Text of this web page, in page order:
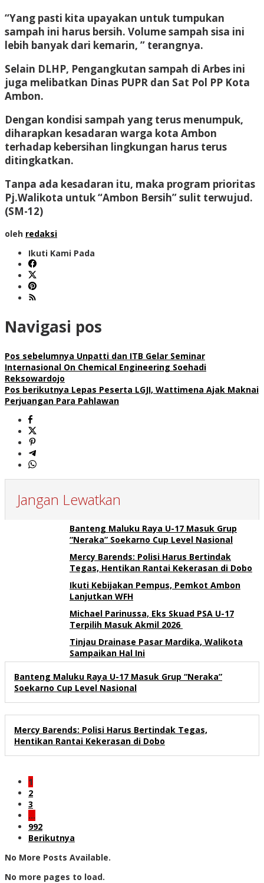
“Yang pasti kita upayakan untuk tumpukan
sampah ini harus bersih. Volume sampah sisa ini
lebih banyak dari kemarin, ” terangnya.
Selain DLHP, Pengangkutan sampah di Arbes ini
juga melibatkan Dinas PUPR dan Sat Pol PP Kota
Ambon.
Dengan kondisi sampah yang terus menumpuk,
diharapkan kesadaran warga kota Ambon
terhadap kebersihan lingkungan harus terus
ditingkatkan.
Tanpa ada kesadaran itu, maka program prioritas
Pj.Walikota untuk “Ambon Bersih” sulit terwujud.
(SM-12)
oleh redaksi
Ikuti Kami Pada
Navigasi pos
Pos sebelumnya Unpatti dan ITB Gelar Seminar
Internasional On Chemical Engineering Soehadi
Reksowardojo
Pos berikutnya Lepas Peserta LGJI, Wattimena Ajak Maknai
Perjuangan Para Pahlawan
Jangan Lewatkan
Banteng Maluku Raya U-17 Masuk Grup
“Neraka” Soekarno Cup Level Nasional
Mercy Barends: Polisi Harus Bertindak
Tegas, Hentikan Rantai Kekerasan di Dobo
Ikuti Kebijakan Pempus, Pemkot Ambon
Lanjutkan WFH
Michael Parinussa, Eks Skuad PSA U-17
Terpilih Masuk Akmil 2026
Tinjau Drainase Pasar Mardika, Walikota
Sampaikan Hal Ini
Banteng Maluku Raya U-17 Masuk Grup “Neraka”
Soekarno Cup Level Nasional
Mercy Barends: Polisi Harus Bertindak Tegas,
Hentikan Rantai Kekerasan di Dobo
1
2
3
…
992
Berikutnya
No More Posts Available.
No more pages to load.